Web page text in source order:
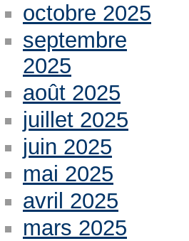
octobre 2025
septembre
2025
août 2025
juillet 2025
juin 2025
mai 2025
avril 2025
mars 2025